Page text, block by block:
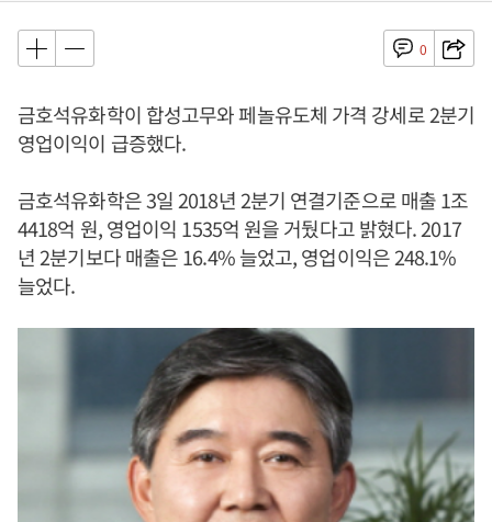
0
금호석유화학이 합성고무와 페놀유도체 가격 강세로 2분기
영업이익이 급증했다.
금호석유화학은 3일 2018년 2분기 연결기준으로 매출 1조
4418억 원, 영업이익 1535억 원을 거뒀다고 밝혔다. 2017
년 2분기보다 매출은 16.4% 늘었고, 영업이익은 248.1%
늘었다.